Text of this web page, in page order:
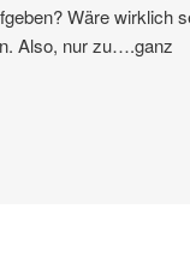
Wäre wirklich
Also, nur zu….ganz